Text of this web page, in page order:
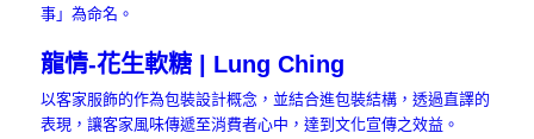
事」為命名。
龍情-花生軟糖 | Lung Ching
以客家服飾的作為包裝設計概念，並結合進包裝結構，透過直譯的
表現，讓客家風味傳遞至消費者心中，達到文化宣傳之效益。